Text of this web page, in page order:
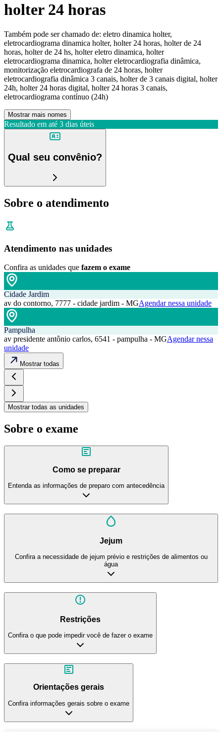
holter 24 horas
Também pode ser chamado de: eletro dinamica holter,
eletrocardiograma dinamica holter, holter 24 horas, holter de 24
horas, holter de 24 hs, holter eletro dinamica, holter
eletrocardiograma dinamica, holter eletrocardiografia dinâmica,
monitorização eletrocardiografa de 24 horas, holter
eletrocardiografia dinâmica 3 canais, holter de 3 canais digital, holter
24h, holter 24 horas digital, holter 24 horas 3 canais,
eletrocardiograma contínuo (24h)
Mostrar mais nomes
Resultado em até 3 dias úteis
Qual seu convênio?
Sobre o atendimento
Atendimento nas unidades
Confira as unidades que fazem o exame
Cidade Jardim
av do contorno, 7777 - cidade jardim - MGAgendar nessa unidade
Pampulha
av presidente antônio carlos, 6541 - pampulha - MGAgendar nessa
unidade
Mostrar todas
Mostrar todas as unidades
Sobre o exame
Como se preparar
Entenda as informações de preparo com antecedência
Jejum
Confira a necessidade de jejum prévio e restrições de alimentos ou
água
Restrições
Confira o que pode impedir você de fazer o exame
Orientações gerais
Confira informações gerais sobre o exame